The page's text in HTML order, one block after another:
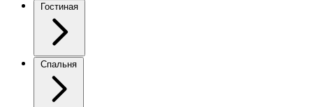
Гостиная
Спальня